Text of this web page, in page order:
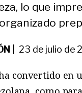
lo que
| 23 de julio de
convertido en